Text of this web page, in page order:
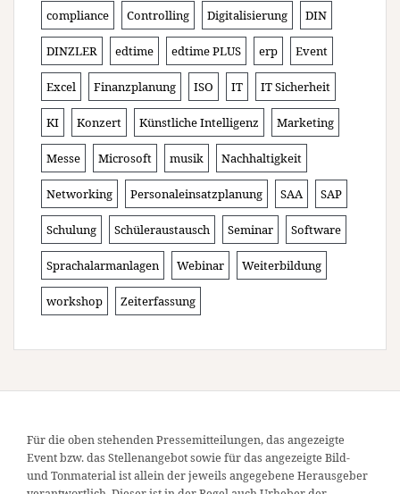
compliance Controlling Digitalisierung DIN
DINZLER edtime edtime PLUS erp Event
Excel Finanzplanung ISO IT IT Sicherheit
KI Konzert Künstliche Intelligenz Marketing
Messe Microsoft musik Nachhaltigkeit
Networking Personaleinsatzplanung SAA SAP
Schulung Schüleraustausch Seminar Software
Sprachalarmanlagen Webinar Weiterbildung
workshop Zeiterfassung
Für die oben stehenden Pressemitteilungen, das angezeigte
Event bzw. das Stellenangebot sowie für das angezeigte Bild-
und Tonmaterial ist allein der jeweils angegebene Herausgeber